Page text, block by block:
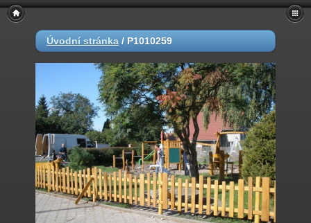
Úvodní stránka / P1010259